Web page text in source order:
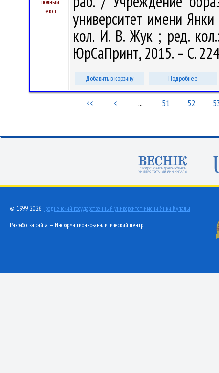
полный
текст
университет имени
кол. И. В. Жук ; ред.
ЮрСаПринт, 2015. – С.
Добавить в корзину Подробнее
<< < ... 51 52
© 1999-2026, Гродненский государственный университет имени Янки Купалы
Разработка сайта — Информационно-аналитический центр